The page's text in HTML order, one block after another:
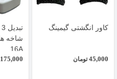
کاور انگشتی گیمینگ
45,000 تومان
16A
175,000